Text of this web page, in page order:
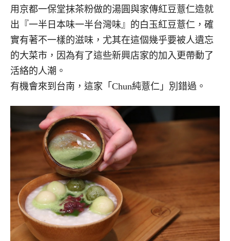
用京都一保堂抹茶粉做的湯圓與家傳紅豆薏仁造就
出『一半日本味一半台灣味』的白玉紅豆薏仁，確
實有著不一樣的滋味，尤其在這個幾乎要被人遺忘
的大菜市，因為有了這些新興店家的加入更帶動了
活絡的人潮。
有機會來到台南，這家「Chun純薏仁」別錯過。